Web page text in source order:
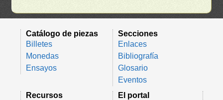
Catálogo de piezas
Billetes
Monedas
Ensayos
Secciones
Enlaces
Bibliografía
Glosario
Eventos
Recursos
El portal